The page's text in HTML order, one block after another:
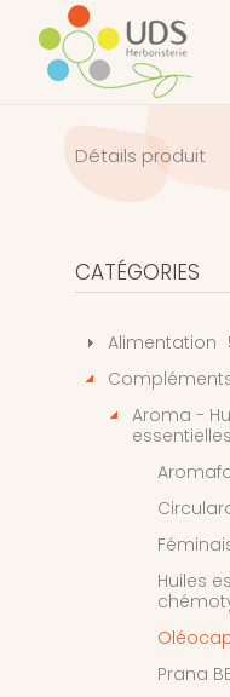
Détails produit
CATÉGORIES
Alimentation
Aroma -
essentielles
Huiles
Prana